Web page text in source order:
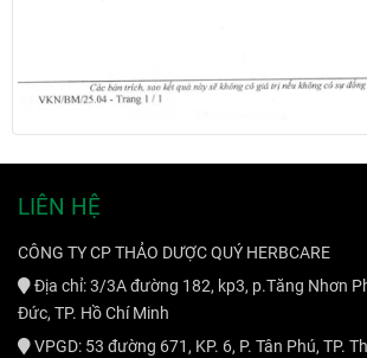
LIÊN HỆ
CÔNG TY CP THẢO DƯỢC QUÝ HERBCARE
Địa chỉ: 3/3A đường 182, kp3, p.Tăng Nhơn
Đức, TP. Hồ Chí Minh
VPGD: 53 đường 671, KP. 6, P. Tân Phú, TP.